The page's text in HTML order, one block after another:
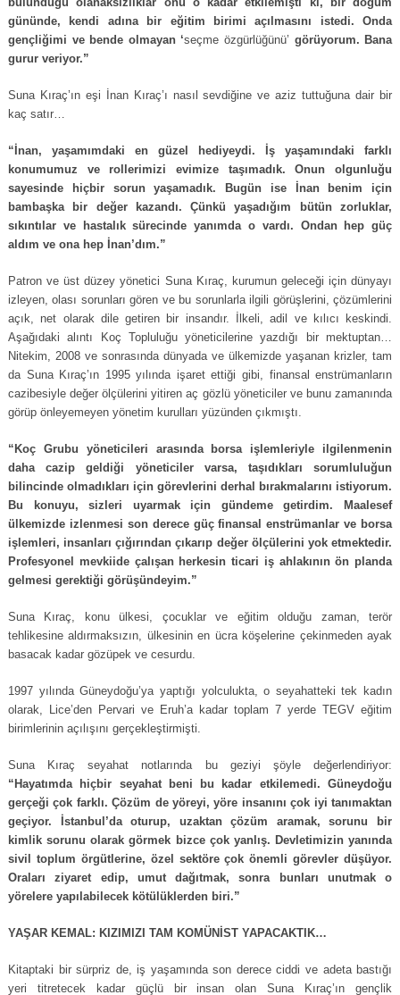
gününde, kendi adına bir eğitim birimi açılmasını istedi. Onda
gençliğimi ve bende olmayan ‘seçme özgürlüğünü’ görüyorum. Bana
gurur veriyor.”
Suna Kıraç’ın eşi İnan Kıraç’ı nasıl sevdiğine ve aziz tuttuğuna dair bir
kaç satır…
“İnan, yaşamımdaki en güzel hediyeydi. İş yaşamındaki farklı
konumumuz ve rollerimizi evimize taşımadık. Onun olgunluğu
sayesinde hiçbir sorun yaşamadık. Bugün ise İnan benim için
bambaşka bir değer kazandı. Çünkü yaşadığım bütün zorluklar,
sıkıntılar ve hastalık sürecinde yanımda o vardı. Ondan hep güç
aldım ve ona hep İnan’dım.”
Patron ve üst düzey yönetici Suna Kıraç, kurumun geleceği için dünyayı
izleyen, olası sorunları gören ve bu sorunlarla ilgili görüşlerini, çözümlerini
açık, net olarak dile getiren bir insandır. İlkeli, adil ve kılıcı keskindi.
Aşağıdaki alıntı Koç Topluluğu yöneticilerine yazdığı bir mektuptan…
Nitekim, 2008 ve sonrasında dünyada ve ülkemizde yaşanan krizler, tam
da Suna Kıraç’ın 1995 yılında işaret ettiği gibi, finansal enstrümanların
cazibesiyle değer ölçülerini yitiren aç gözlü yöneticiler ve bunu zamanında
görüp önleyemeyen yönetim kurulları yüzünden çıkmıştı.
“Koç Grubu yöneticileri arasında borsa işlemleriyle ilgilenmenin
daha cazip geldiği yöneticiler varsa, taşıdıkları sorumluluğun
bilincinde olmadıkları için görevlerini derhal bırakmalarını istiyorum.
Bu konuyu, sizleri uyarmak için gündeme getirdim. Maalesef
ülkemizde izlenmesi son derece güç finansal enstrümanlar ve borsa
işlemleri, insanları çığırından çıkarıp değer ölçülerini yok etmektedir.
Profesyonel mevkiide çalışan herkesin ticari iş ahlakının ön planda
gelmesi gerektiği görüşündeyim.”
Suna Kıraç, konu ülkesi, çocuklar ve eğitim olduğu zaman, terör
tehlikesine aldırmaksızın, ülkesinin en ücra köşelerine çekinmeden ayak
basacak kadar gözüpek ve cesurdu.
1997 yılında Güneydoğu’ya yaptığı yolculukta, o seyahatteki tek kadın
olarak, Lice’den Pervari ve Eruh’a kadar toplam 7 yerde TEGV eğitim
birimlerinin açılışını gerçekleştirmişti.
Suna Kıraç seyahat notlarında bu geziyi şöyle değerlendiriyor:
“Hayatımda hiçbir seyahat beni bu kadar etkilemedi. Güneydoğu
gerçeği çok farklı. Çözüm de yöreyi, yöre insanını çok iyi tanımaktan
geçiyor. İstanbul’da oturup, uzaktan çözüm aramak, sorunu bir
kimlik sorunu olarak görmek bizce çok yanlış. Devletimizin yanında
sivil toplum örgütlerine, özel sektöre çok önemli görevler düşüyor.
Oraları ziyaret edip, umut dağıtmak, sonra bunları unutmak o
yörelere yapılabilecek kötülüklerden biri.”
YAŞAR KEMAL: KIZIMIZI TAM KOMÜNİST YAPACAKTIK…
Kitaptaki bir sürpriz de, iş yaşamında son derece ciddi ve adeta bastığı
yeri titretecek kadar güçlü bir insan olan Suna Kıraç’ın gençlik